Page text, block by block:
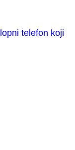
telefon koji